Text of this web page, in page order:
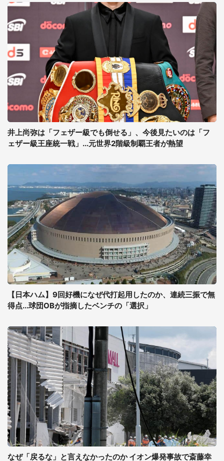
井上尚弥は「フェザー級でも倒せる」、今後見たいのは「フ
ェザー級王座統一戦」...元世界2階級制覇王者が熱望
【日本ハム】9回好機になぜ代打起用したのか、連続三振で無
得点...球団OBが指摘したベンチの「選択」
なぜ「戻るな」と言えなかったのか イオン爆発事故で斎藤幸